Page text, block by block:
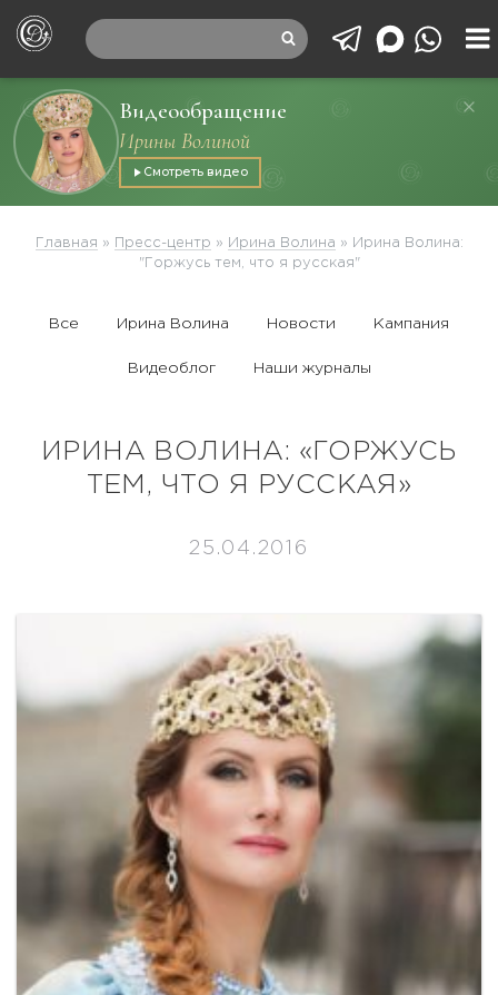
Видеообращение
Ирины Волиной
Смотреть видео
Главная » Пресс-центр » Ирина Волина »
Ирина Волина:
"Горжусь тем, что я русская"
Все Ирина Волина Новости Кампания
Видеоблог Наши журналы
ИРИНА ВОЛИНА: «ГОРЖУСЬ
ТЕМ, ЧТО Я РУССКАЯ»
25.04.2016